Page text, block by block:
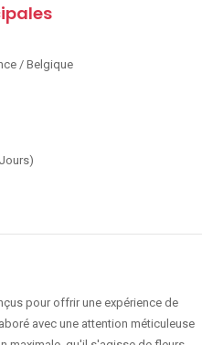
/ Belgique
pour offrir une expérience de
avec une attention méticuleuse